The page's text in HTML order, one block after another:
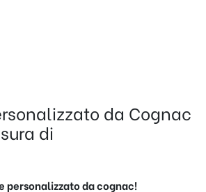
da Cognac
di
personalizzato da cognac!